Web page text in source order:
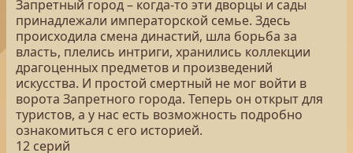
Запретный город – когда-то эти дворцы и сады
принадлежали императорской семье. Здесь
происходила смена династий, шла борьба за
власть, плелись интриги, хранились коллекции
драгоценных предметов и произведений
искусства. И простой смертный не мог войти в
ворота Запретного города. Теперь он открыт для
туристов, а у нас есть возможность подробно
ознакомиться с его историей.
12 серий